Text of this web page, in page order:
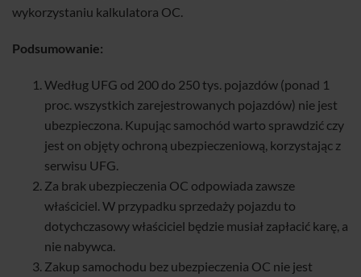
wykorzystaniu kalkulatora OC.
Podsumowanie:
Według UFG od 200 do 250 tys. pojazdów (ponad 1
proc. wszystkich zarejestrowanych pojazdów) nie jest
ubezpieczona. Kupując samochód warto sprawdzić czy
jest on objęty ochroną ubezpieczeniową, korzystając z
serwisu UFG.
Za brak ubezpieczenia OC odpowiada zawsze
właściciel. W przypadku sprzedaży pojazdu to
dotychczasowy właściciel będzie musiał zapłacić karę, a
nie nabywca.
Zakup samochodu bez ubezpieczenia OC nie jest